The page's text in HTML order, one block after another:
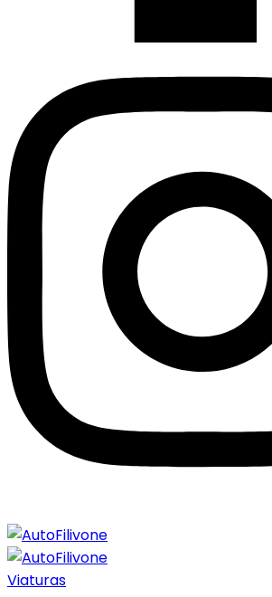
Viaturas